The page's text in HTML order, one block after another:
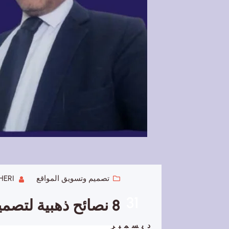
ديسمبر
تصميم وتسويق المواقع
8 نصائح ذهبية لتصميم مواقع ويب مذهلة